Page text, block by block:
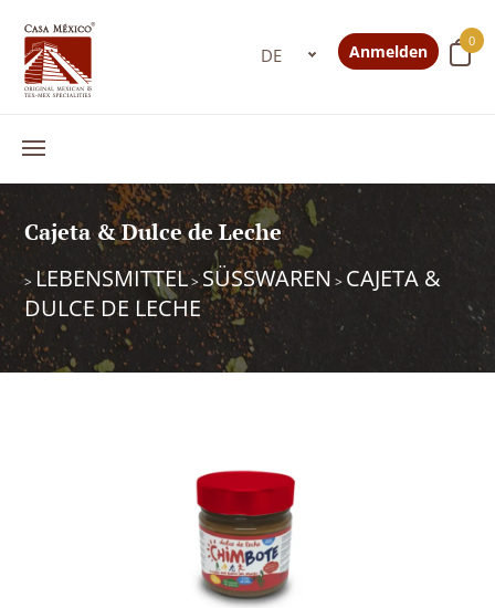
0
Anmelden
Cajeta & Dulce de Leche
> LEBENSMITTEL>SÜSSWAREN > CAJETA &
DULCE DE LECHE